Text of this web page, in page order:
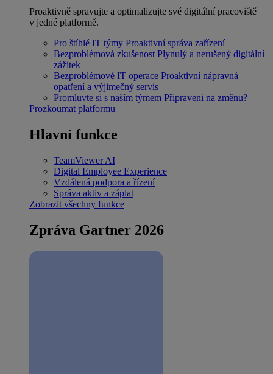
Proaktivně spravujte a optimalizujte své digitální pracoviště
v jedné platformě.
Pro štíhlé IT týmy Proaktivní správa zařízení
Bezproblémová zkušenost Plynulý a nerušený digitální
zážitek
Bezproblémové IT operace Proaktivní nápravná
opatření a výjimečný servis
Promluvte si s naším týmem Připraveni na změnu?
Prozkoumat platformu
Hlavní funkce
TeamViewer AI
Digital Employee Experience
Vzdálená podpora a řízení
Správa aktiv a záplat
Zobrazit všechny funkce
Zpráva Gartner 2026